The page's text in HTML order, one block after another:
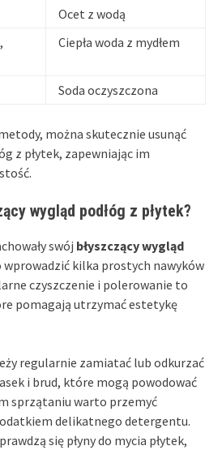
Ocet z wodą
Ciepła woda z mydłem
Soda oczyszczona
można skutecznie usunąć
z płytek, zapewniając im
wygląd podłóg z płytek?
swój błyszczący wygląd
wprowadzić kilka prostych nawyków
czyszczenie i polerowanie to
pomagają utrzymać estetykę
regularnie zamiatać lub odkurzać
i brud, które mogą powodować
sprzątaniu warto przemyć
delikatnego detergentu.
się płyny do mycia płytek,